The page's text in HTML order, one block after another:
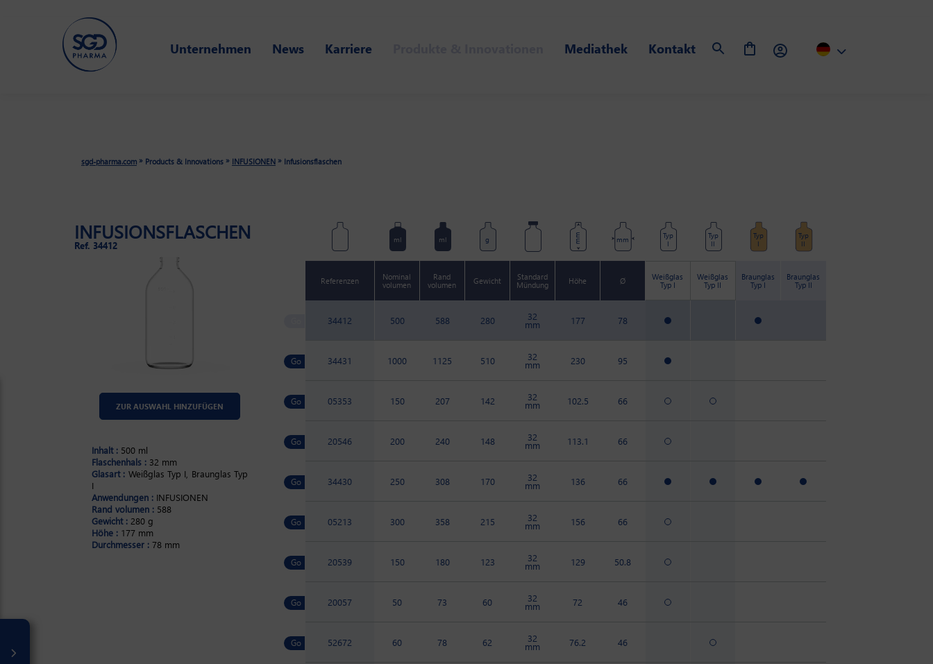
Unternehmen News Karriere Mediathek Kontakt
sgd-pharma.com » Products & Innovations » INFUSIONEN » Infusionsflaschen
INFUSIONSFLASCHEN
Ref. 34412
ZUR AUSWAHL HINZUFÜGEN
Inhalt : 500 ml
Flaschenhals : 32 mm
Glasart : Weißglas Typ I, Braunglas Typ
I
Anwendungen : INFUSIONEN
Rand volumen : 588
Gewicht : 280 g
Höhe : 177 mm
Durchmesser : 78 mm
ml ml g mm mm
Typ
I
Typ
II
Typ
I
Typ
II
Referenzen
Nominal
volumen
Rand
volumen
Gewicht
Standard
Mündung
Höhe Ø
Weißglas
Typ I
Weißglas
Typ II
Braunglas
Typ I
Braunglas
Typ II
34412 500 588 280 32
mm 177 78
34431 1000 1125 510 32
mm 230 95
05353 150 207 142 32
mm 102.5 66
20546 200 240 148 32
mm 113.1 66
34430 250 308 170 32
mm 136 66
05213 300 358 215 32
mm 156 66
20539 150 180 123 32
mm 129 50.8
20057 50 73 60 32
mm 72 46
52672 60 78 62 32
mm 76.2 46